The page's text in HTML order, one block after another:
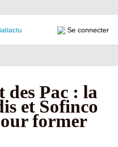
Se connecter
des Pac : la
et Sofinco
former